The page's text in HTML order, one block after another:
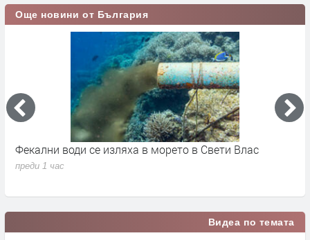
Още новини от България
Палецът на „Тесак“ стигна до България: Как онлайн
субкултурата доведе до убийството в Пловдив
Видеа по темата